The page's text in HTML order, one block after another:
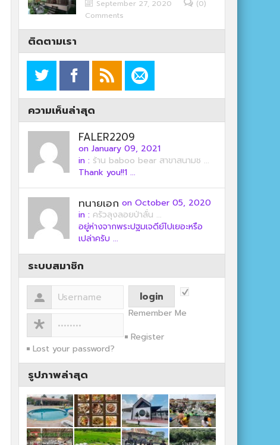
September 27, 2020
(0)
Comments
ติดตามเรา
ความเห็นล่าสุด
FALER2209
on January 09, 2021
in : ร้าน baboo bear สาขาสนามช ...
Thank you!!1 ...
ทนายเอก on October 05, 2020
in : ครัวลุงลอยป่าลั่น ...
อยู่ห่างจากพระปฐมเจดีย์ไปเยอะหรือ
เปล่าครับ ...
ระบบสมาชิก
Remember Me
Register
Lost your password?
รูปภาพล่าสุด